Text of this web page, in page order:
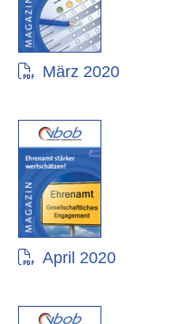
März 2020
April 2020